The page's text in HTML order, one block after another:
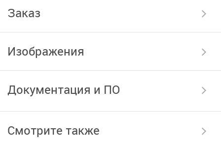
Заказ
Изображения
Документация и ПО
Смотрите также